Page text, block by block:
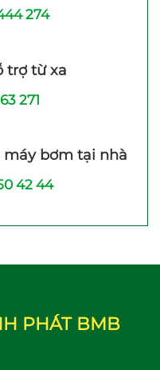
bơm tăng áp JLm
PW 250F
274
trợ từ xa
271
máy bơm tại nhà
42 44
PHÁT BMB